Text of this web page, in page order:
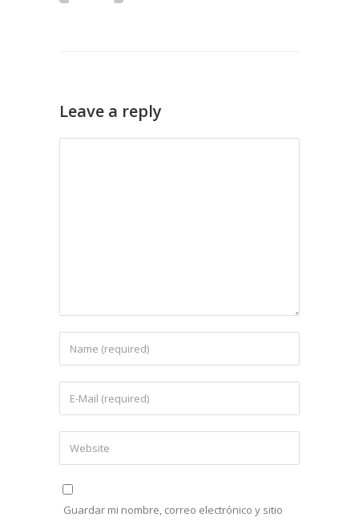
Leave a reply
Guardar mi nombre, correo electrónico y sitio